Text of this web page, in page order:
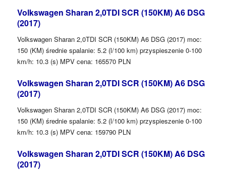
Volkswagen Sharan 2,0TDI SCR (150KM) A6 DSG
(2017)
Volkswagen Sharan 2,0TDI SCR (150KM) A6 DSG (2017) moc:
150 (KM) średnie spalanie: 5.2 (l/100 km) przyspieszenie 0-100
km/h: 10.3 (s) MPV cena: 165570 PLN
Volkswagen Sharan 2,0TDI SCR (150KM) A6 DSG
(2017)
Volkswagen Sharan 2,0TDI SCR (150KM) A6 DSG (2017) moc:
150 (KM) średnie spalanie: 5.2 (l/100 km) przyspieszenie 0-100
km/h: 10.3 (s) MPV cena: 159790 PLN
Volkswagen Sharan 2,0TDI SCR (150KM) A6 DSG
(2017)